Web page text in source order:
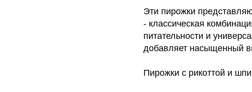
Эти пирожки
- классическая
питательности и
добавляет насыщенный
Пирожки с рикоттой и